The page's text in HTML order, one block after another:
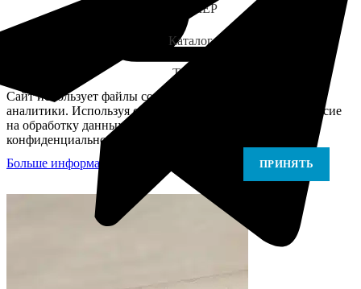
ЗАМЕР
Каталог
Telegram
Сайт использует файлы cookie для персонализации и
аналитики. Используя сайт, вы подтверждаете своё согласие
на обработку данных в соответствии с Политикой
конфиденциальности.
Больше информации
ПРИНЯТЬ